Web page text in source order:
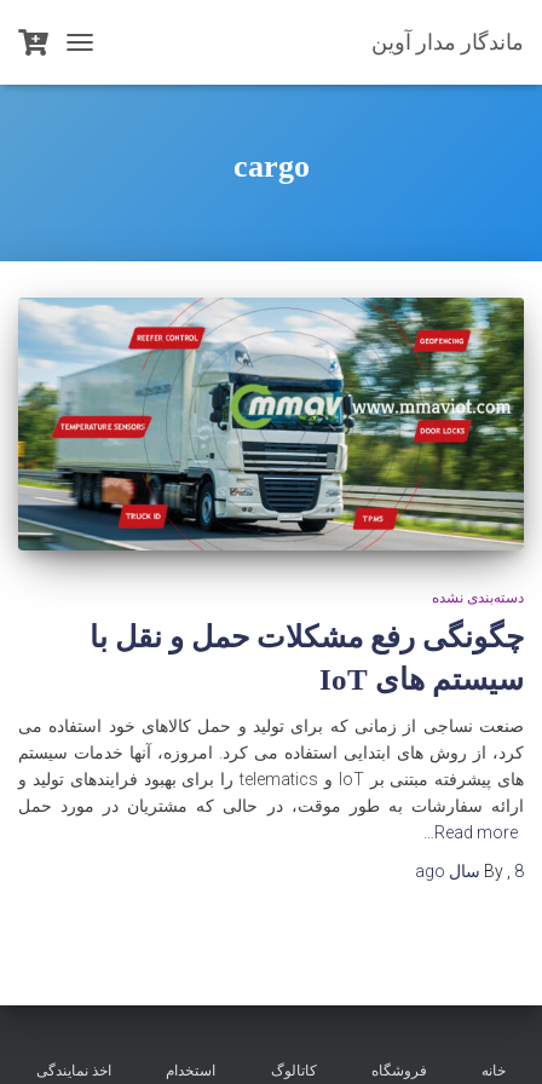
ماندگار مدار آوین
TOGGLE
NAVIGATION
cargo
دسته‌بندی نشده
چگونگی رفع مشکلات حمل و نقل با
سیستم های IoT
صنعت نساجی از زمانی که برای تولید و حمل کالاهای خود استفاده می
کرد، از روش های ابتدایی استفاده می کرد. امروزه، آنها خدمات سیستم
های پیشرفته مبتنی بر IoT و telematics را برای بهبود فرایندهای تولید و
ارائه سفارشات به طور موقت، در حالی که مشتریان در مورد حمل
Read more…
By
8 سال
خانه فروشگاه کاتالوگ استخدام اخذ نمایندگی